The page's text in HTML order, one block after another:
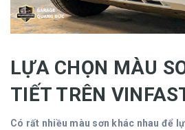
LỰA CHỌN MÀU
TIẾT TRÊN
Có rất nhiều màu sơn khác nhau để